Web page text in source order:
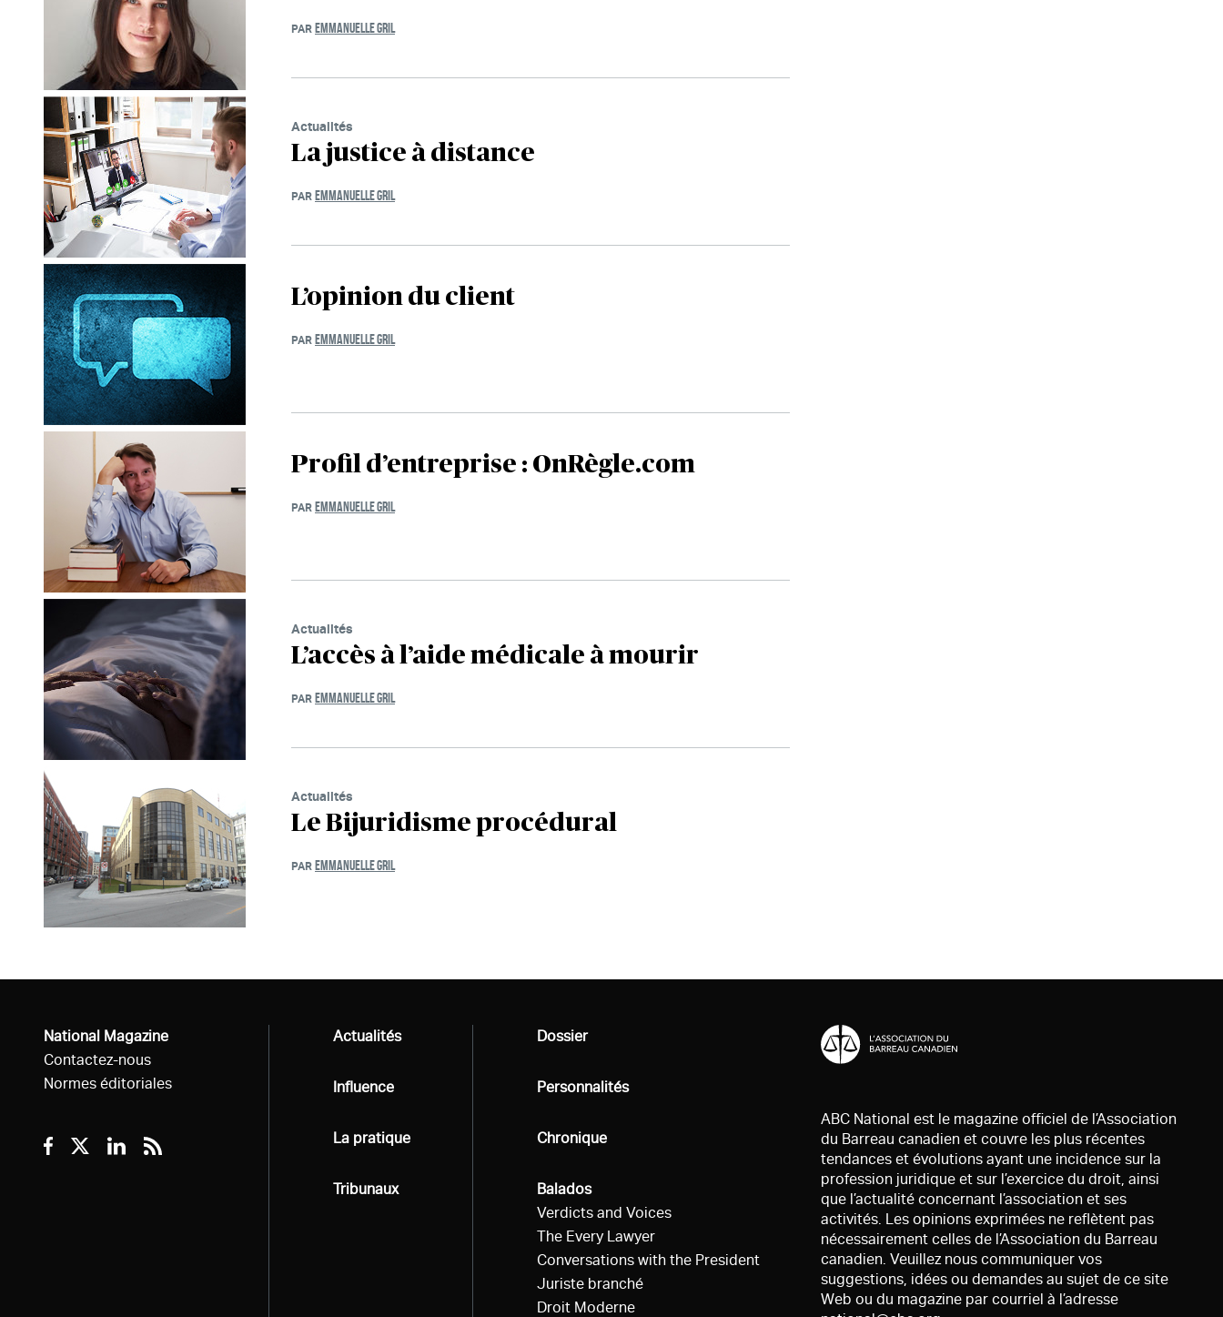
PAR EMMANUELLE GRIL
Actualités
La justice à distance
PAR EMMANUELLE GRIL
L’opinion du client
PAR EMMANUELLE GRIL
Profil d’entreprise : OnRègle.com
PAR EMMANUELLE GRIL
Actualités
L’accès à l’aide médicale à mourir
PAR EMMANUELLE GRIL
Actualités
Le Bijuridisme procédural
PAR EMMANUELLE GRIL
National Magazine
Contactez-nous
Normes éditoriales
Facebook
TwitterLinkedin
RSS
Tous
Actualités
Tous
Influence
Tous
La pratique
Tous
Tribunaux
Tous
Dossier
Tous
Personnalités
Tous
Chronique
Tous
Balados
Verdicts and Voices
The Every Lawyer
Conversations with the President
Juriste branché
Droit Moderne
ABC National est le magazine officiel de l’Association
du Barreau canadien et couvre les plus récentes
tendances et évolutions ayant une incidence sur la
profession juridique et sur l’exercice du droit, ainsi
que l’actualité concernant l’association et ses
activités. Les opinions exprimées ne reflètent pas
nécessairement celles de l’Association du Barreau
canadien. Veuillez nous communiquer vos
suggestions, idées ou demandes au sujet de ce site
Web ou du magazine par courriel à l’adresse